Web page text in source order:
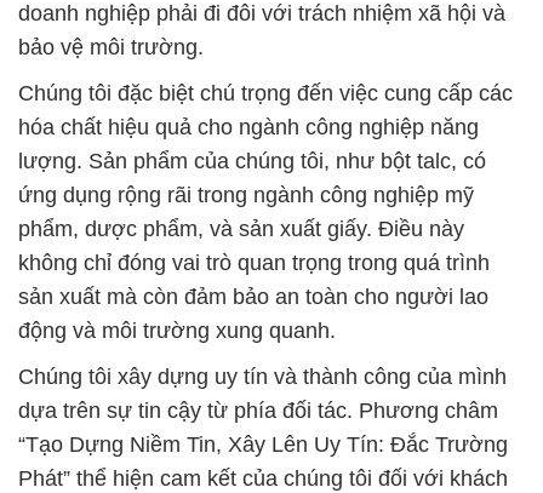
doanh nghiệp phải đi đôi với trách nhiệm xã hội và
bảo vệ môi trường.
Chúng tôi đặc biệt chú trọng đến việc cung cấp các
hóa chất hiệu quả cho ngành công nghiệp năng
lượng. Sản phẩm của chúng tôi, như bột talc, có
ứng dụng rộng rãi trong ngành công nghiệp mỹ
phẩm, dược phẩm, và sản xuất giấy. Điều này
không chỉ đóng vai trò quan trọng trong quá trình
sản xuất mà còn đảm bảo an toàn cho người lao
động và môi trường xung quanh.
Chúng tôi xây dựng uy tín và thành công của mình
dựa trên sự tin cậy từ phía đối tác. Phương châm
“Tạo Dựng Niềm Tin, Xây Lên Uy Tín: Đắc Trường
Phát” thể hiện cam kết của chúng tôi đối với khách